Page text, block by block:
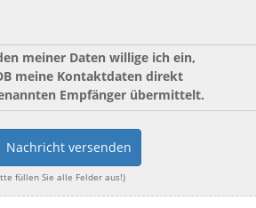
meiner Daten willige ich ein,
meine Kontaktdaten direkt
Empfänger übermittelt.
versenden
füllen Sie alle Felder aus!)